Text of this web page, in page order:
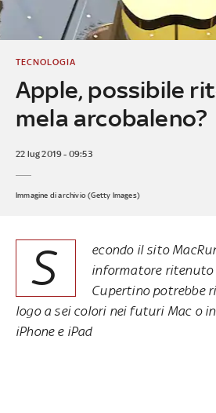
Apple, possibile
mela arcobaleno?
TECNOLOGIA
22 lug 2019 - 09:53
Immagine di archivio (Getty Images)
S
econdo il sito
informatore ritenuto
Cupertino potrebbe
logo a sei colori nei futuri Mac o
iPhone e iPad